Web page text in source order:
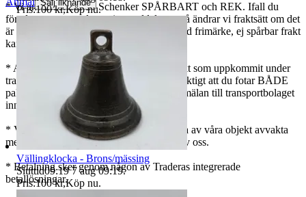
* Vi använder oss av Schenker SPÅRBART och REK. Ifall du
föredrar ett annat alternativ, meddela oss så ändrar vi fraktsätt om det
är möjligt. Tänk på att det som skickas med frimärke, ej spårbar frakt
kan vi inte ansvara för.
* Angående eventuella skador på ett objekt som uppkommit under
transport (gäller endast spårbart). Det är viktigt att du fotar BÅDE
paketet och objektet, så vi kan göra en anmälan till transportbolaget
innan vi kan göra en återbetalning till dig.
* Vi samfraktar gärna, om ni har köpt flera av våra objekt avvakta
med betalningen tills ni får totalsumman av oss.
* Betalning sker genom någon av Traderas integrerade
betallösningar.
Sälj liknande
Pris:100 kr,Köp nu.
Vällingklocka - Brons/mässing
Sluttid09:19 7 aug 09:19.
Pris:100 kr,Köp nu.